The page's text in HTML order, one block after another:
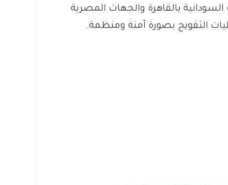
بالقاهرة والجهات المصرية
التفويج بصورة آمنة ومنظمة.